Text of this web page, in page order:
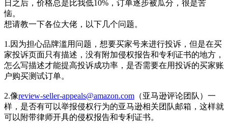
日之后，价格总是比我低10%，订单逐步被瓜分，很是苦
恼。
想请教一下各位大佬，以下几个问题。
1.因为担心品牌滥用问题，想要买家号来进行投诉，但是在买
家投诉页面只有描述，没有附加侵权报告和专利证书的地方，
怎么写描述才能提高投诉成功率，是否需要在用投诉的买家账
户购买测试订单。
2.像review-seller-appeals@amazon.com （亚马逊评论团队）一
样，是否有可以举报侵权行为的亚马逊相关团队邮箱，这样就
可以附带律师开具的侵权报告和专利证书。